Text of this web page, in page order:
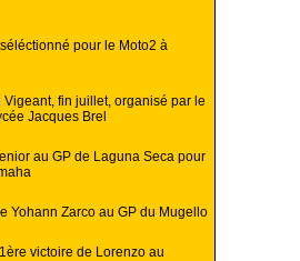
pour le Moto2 à
Vigeant, fin juillet, organisé par le
Jacques Brel
au GP de Laguna Seca pour
Yohann Zarco au GP du Mugello
victoire de Lorenzo au